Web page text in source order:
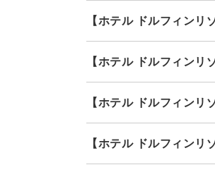
【ホテル ドルフィンリ
【ホテル ドルフィンリ
【ホテル ドルフィンリ
【ホテル ドルフィンリ